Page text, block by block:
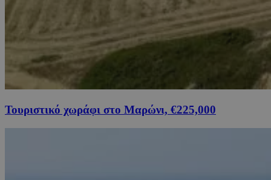
Τουριστικό χωράφι στο Μαρώνι, €225,000